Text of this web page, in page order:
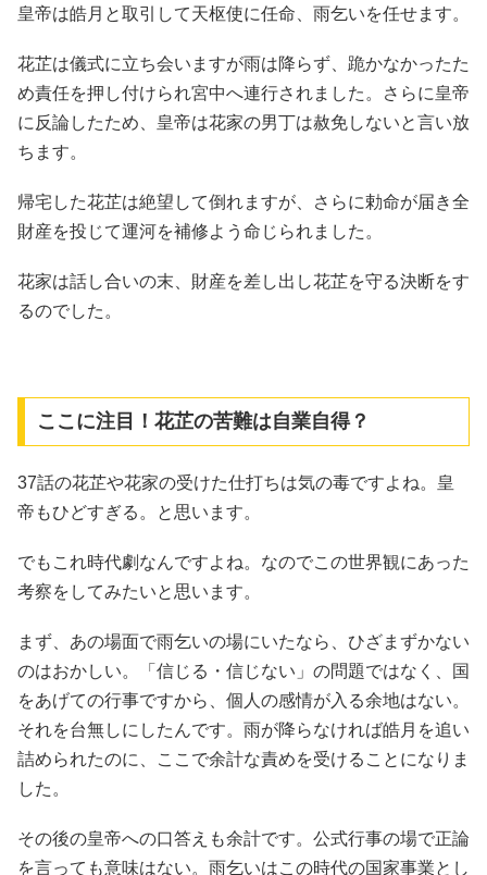
皇帝は皓月と取引して天枢使に任命、雨乞いを任せます。
花芷は儀式に立ち会いますが雨は降らず、跪かなかったた
め責任を押し付けられ宮中へ連行されました。さらに皇帝
に反論したため、皇帝は花家の男丁は赦免しないと言い放
ちます。
帰宅した花芷は絶望して倒れますが、さらに勅命が届き全
財産を投じて運河を補修よう命じられました。
花家は話し合いの末、財産を差し出し花芷を守る決断をす
るのでした。
ここに注目！花芷の苦難は自業自得？
37話の花芷や花家の受けた仕打ちは気の毒ですよね。皇
帝もひどすぎる。と思います。
でもこれ時代劇なんですよね。なのでこの世界観にあった
考察をしてみたいと思います。
まず、あの場面で雨乞いの場にいたなら、ひざまずかない
のはおかしい。「信じる・信じない」の問題ではなく、国
をあげての行事ですから、個人の感情が入る余地はない。
それを台無しにしたんです。雨が降らなければ皓月を追い
詰められたのに、ここで余計な責めを受けることになりま
した。
その後の皇帝への口答えも余計です。公式行事の場で正論
を言っても意味はない。雨乞いはこの時代の国家事業とし